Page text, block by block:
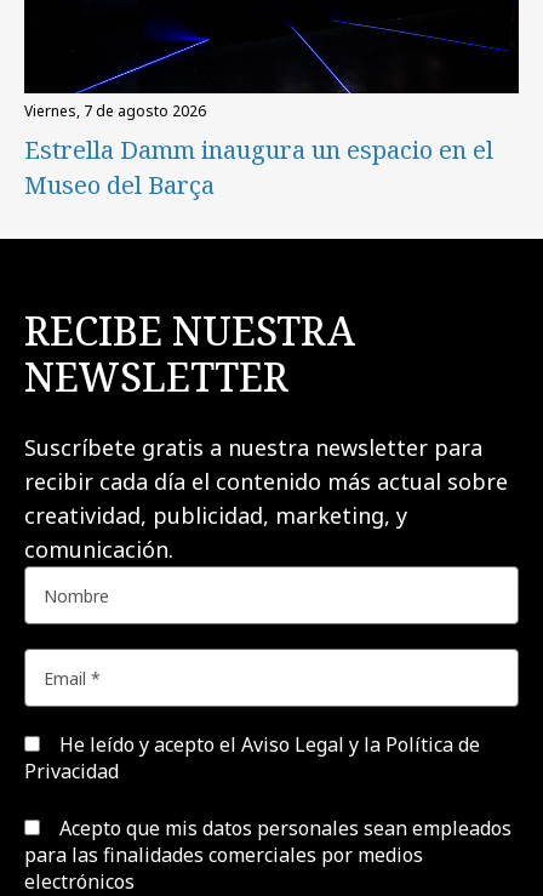
viernes, 7 de agosto 2026
Estrella Damm inaugura un espacio en el
Museo del Barça
RECIBE NUESTRA
NEWSLETTER
Suscríbete gratis a nuestra newsletter para
recibir cada día el contenido más actual sobre
creatividad, publicidad, marketing, y
comunicación.
He leído y acepto el Aviso Legal y la Política de
Privacidad
Acepto que mis datos personales sean empleados
para las finalidades comerciales por medios
electrónicos